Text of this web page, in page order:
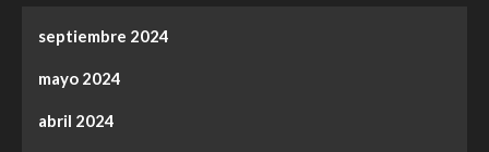
septiembre 2024
mayo 2024
abril 2024